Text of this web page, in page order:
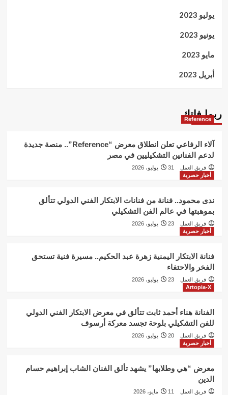
يوليو 2023
يونيو 2023
مايو 2023
أبريل 2023
ربما فاتك
Reference
آلاء الرفاعي تعلن انطلاق معرض “Reference”.. منصة جديدة
لدعم الفنانين التشكيليين في مصر
فريق العمل
31 يوليو، 2026
أخبار حصرية
ندى محمود.. فنانة من فنانات الابتكار الفني الدولي تتألق
بموهبتها في عالم الفن التشكيلي
فريق العمل
23 يوليو، 2026
أخبار حصرية
فنانة الابتكار اليمنية زهرة عبد الحكيم.. مسيرة فنية تستحق
الفخر والاحتفاء
فريق العمل
23 يوليو، 2026
Artopia-X
الفنانة هناء أحمد ثابت تتألق في معرض الابتكار الفني الدولي
للفن التشكيلي بلوحة تجسد معركة أرسوف
فريق العمل
20 يوليو، 2026
أخبار حصرية
معرض “هي وطلابها” يشهد تألق الفنان الشاب إبراهيم حسام
الدين
فريق العمل 11 مايو، 2026